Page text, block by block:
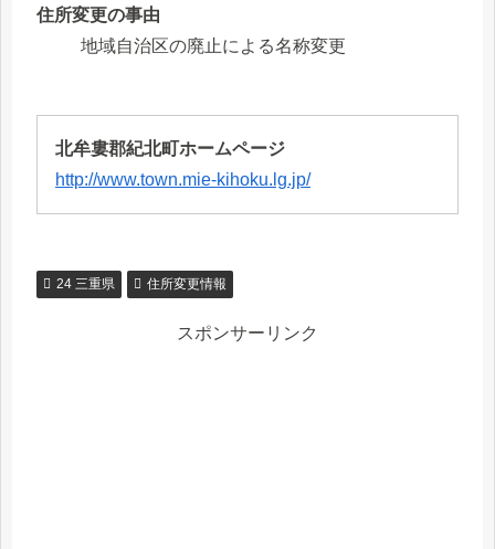
住所変更の事由
地域自治区の廃止による名称変更
北牟婁郡紀北町ホームページ
http://www.town.mie-kihoku.lg.jp/
24 三重県 住所変更情報
スポンサーリンク